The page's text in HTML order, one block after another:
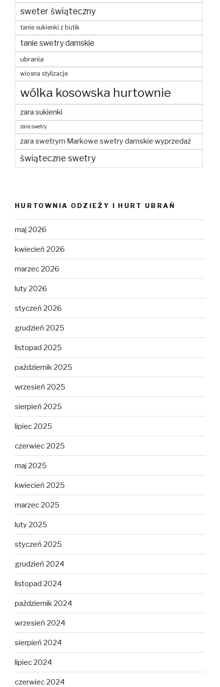
sweter świąteczny
tanie sukienki z butik
tanie swetry damskie
ubrania
wiosna stylizacje
wólka kosowska hurtownie
zara sukienki
zara swetry
zara swetrym Markowe swetry damskie wyprzedaż
świąteczne swetry
HURTOWNIA ODZIEŻY I HURT UBRAŃ
maj 2026
kwiecień 2026
marzec 2026
luty 2026
styczeń 2026
grudzień 2025
listopad 2025
październik 2025
wrzesień 2025
sierpień 2025
lipiec 2025
czerwiec 2025
maj 2025
kwiecień 2025
marzec 2025
luty 2025
styczeń 2025
grudzień 2024
listopad 2024
październik 2024
wrzesień 2024
sierpień 2024
lipiec 2024
czerwiec 2024